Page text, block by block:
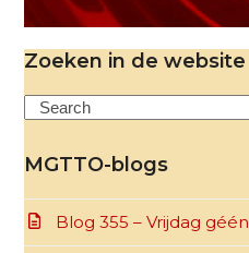
Zoeken in de website
Search
MGTTO-blogs
Blog 355 – Vrijdag géén